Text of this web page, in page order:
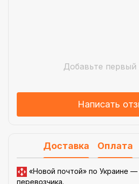
Добавьте первый
Написать
Доставка Оплата
«Новой почтой» по Украине —
перевозчика.